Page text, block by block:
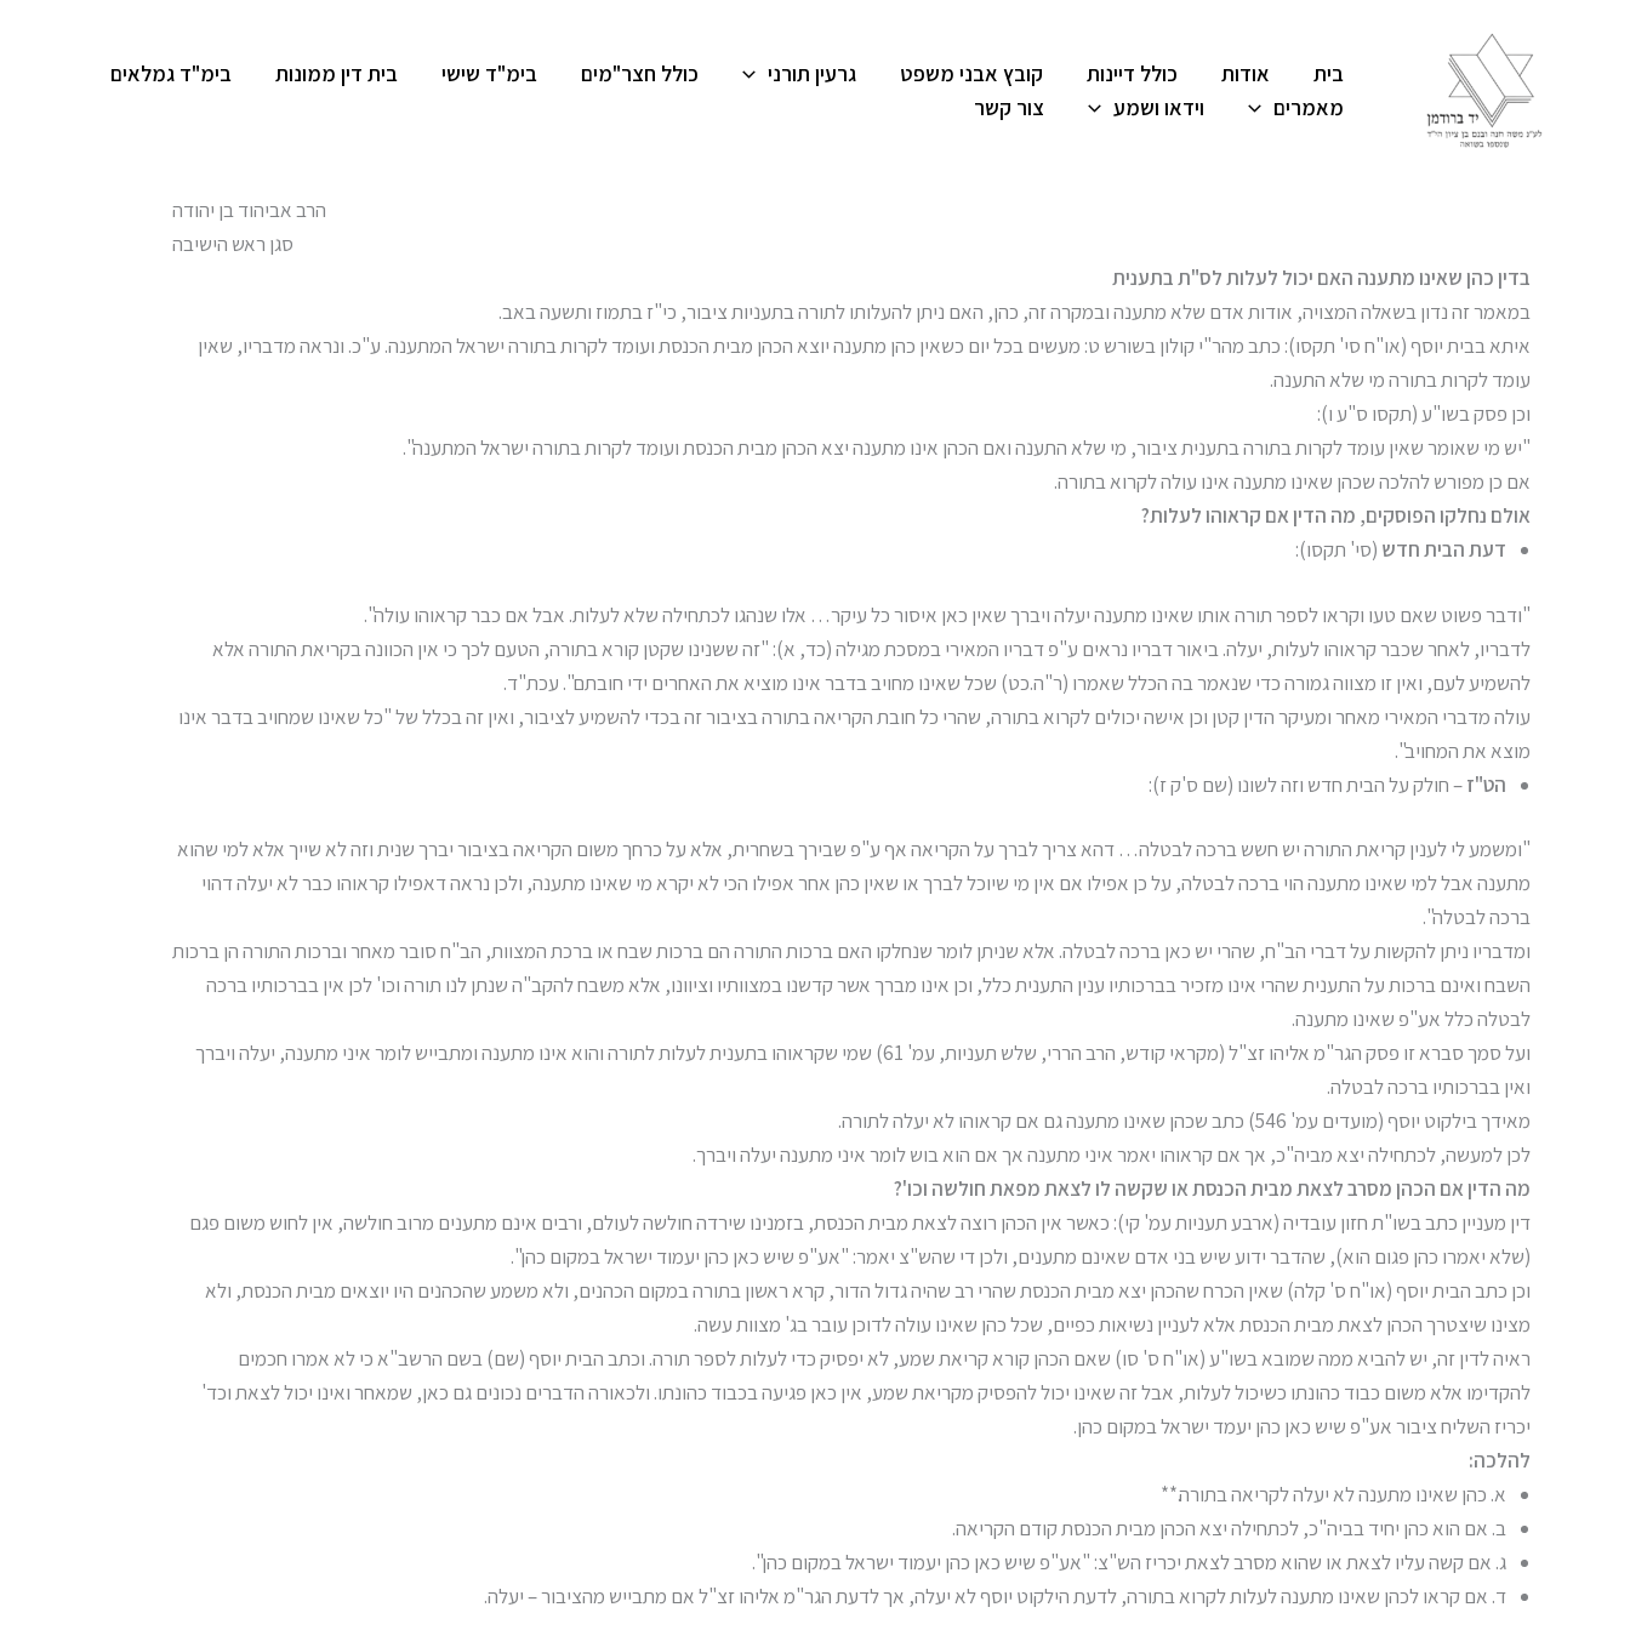
בית אודות כולל דיינות קובץ אבני משפט גרעין תורני כולל חצר"מים בימ"ד שישי בית דין ממונות
בימ"ד גמלאים
מאמרים
וידאו ושמע צור קשר
הרב אביהוד בן יהודה
סגן ראש הישיבה
בדין כהן שאינו מתענה האם יכול לעלות לס"ת בתענית
במאמר זה נדון בשאלה המצויה, אודות אדם שלא מתענה ובמקרה זה, כהן, האם ניתן להעלותו לתורה בתעניות ציבור, כי"ז בתמוז ותשעה באב.
איתא בבית יוסף (או"ח סי' תקסו): כתב מהר"י קולון בשורש ט: מעשים בכל יום כשאין כהן מתענה יוצא הכהן מבית הכנסת ועומד לקרות בתורה ישראל המתענה. ע"כ. ונראה מדבריו, שאין
עומד לקרות בתורה מי שלא התענה.
וכן פסק בשו"ע (תקסו ס"ע ו):
"יש מי שאומר שאין עומד לקרות בתורה בתענית ציבור, מי שלא התענה ואם הכהן אינו מתענה יצא הכהן מבית הכנסת ועומד לקרות בתורה ישראל המתענה".
אם כן מפורש להלכה שכהן שאינו מתענה אינו עולה לקרוא בתורה.
אולם נחלקו הפוסקים, מה הדין אם קראוהו לעלות?
דעת הבית חדש (סי' תקסו):
"ודבר פשוט שאם טעו וקראו לספר תורה אותו שאינו מתענה יעלה ויברך שאין כאן איסור כל עיקר… אלו שנהגו לכתחילה שלא לעלות. אבל אם כבר קראוהו עולה".
לדבריו, לאחר שכבר קראוהו לעלות, יעלה. ביאור דבריו נראים ע"פ דבריו המאירי במסכת מגילה (כד, א): "זה ששנינו שקטן קורא בתורה, הטעם לכך כי אין הכוונה בקריאת התורה אלא
להשמיע לעם, ואין זו מצווה גמורה כדי שנאמר בה הכלל שאמרו (ר"ה.כט) שכל שאינו מחויב בדבר אינו מוציא את האחרים ידי חובתם". עכת"ד.
עולה מדברי המאירי מאחר ומעיקר הדין קטן וכן אישה יכולים לקרוא בתורה, שהרי כל חובת הקריאה בתורה בציבור זה בכדי להשמיע לציבור, ואין זה בכלל של "כל שאינו שמחויב בדבר אינו
מוצא את המחויב".
הט"ז– חולק על הבית חדש וזה לשונו (שם ס'ק ז):
"ומשמע לי לענין קריאת התורה יש חשש ברכה לבטלה… דהא צריך לברך על הקריאה אף ע"פ שבירך בשחרית, אלא על כרחך משום הקריאה בציבור יברך שנית וזה לא שייך אלא למי שהוא
מתענה אבל למי שאינו מתענה הוי ברכה לבטלה, על כן אפילו אם אין מי שיוכל לברך או שאין כהן אחר אפילו הכי לא יקרא מי שאינו מתענה, ולכן נראה דאפילו קראוהו כבר לא יעלה דהוי
ברכה לבטלה".
ומדבריו ניתן להקשות על דברי הב"ח, שהרי יש כאן ברכה לבטלה. אלא שניתן לומר שנחלקו האם ברכות התורה הם ברכות שבח או ברכת המצוות, הב"ח סובר מאחר וברכות התורה הן ברכות
השבח ואינם ברכות על התענית שהרי אינו מזכיר בברכותיו ענין התענית כלל, וכן אינו מברך אשר קדשנו במצוותיו וציוונו, אלא משבח להקב"ה שנתן לנו תורה וכו' לכן אין בברכותיו ברכה
לבטלה כלל אע"פ שאינו מתענה.
ועל סמך סברא זו פסק הגר"מ אליהו זצ"ל (מקראי קודש, הרב הררי, שלש תעניות, עמ' 61) שמי שקראוהו בתענית לעלות לתורה והוא אינו מתענה ומתבייש לומר איני מתענה, יעלה ויברך
ואין בברכותיו ברכה לבטלה.
מאידך בילקוט יוסף (מועדים עמ' 546) כתב שכהן שאינו מתענה גם אם קראוהו לא יעלה לתורה.
לכן למעשה, לכתחילה יצא מביה"כ, אך אם קראוהו יאמר איני מתענה אך אם הוא בוש לומר איני מתענה יעלה ויברך.
מה הדין אם הכהן מסרב לצאת מבית הכנסת או שקשה לו לצאת מפאת חולשה וכו'?
דין מעניין כתב בשו"ת חזון עובדיה (ארבע תעניות עמ' קי): כאשר אין הכהן רוצה לצאת מבית הכנסת, בזמנינו שירדה חולשה לעולם, ורבים אינם מתענים מרוב חולשה, אין לחוש משום פגם
(שלא יאמרו כהן פגום הוא), שהדבר ידוע שיש בני אדם שאינם מתענים, ולכן די שהש"צ יאמר: "אע"פ שיש כאן כהן יעמוד ישראל במקום כהן".
וכן כתב הבית יוסף (או"ח ס' קלה) שאין הכרח שהכהן יצא מבית הכנסת שהרי רב שהיה גדול הדור, קרא ראשון בתורה במקום הכהנים, ולא משמע שהכהנים היו יוצאים מבית הכנסת, ולא
מצינו שיצטרך הכהן לצאת מבית הכנסת אלא לעניין נשיאות כפיים, שכל כהן שאינו עולה לדוכן עובר בג' מצוות עשה.
ראיה לדין זה, יש להביא ממה שמובא בשו"ע (או"ח ס' סו) שאם הכהן קורא קריאת שמע, לא יפסיק כדי לעלות לספר תורה. וכתב הבית יוסף (שם) בשם הרשב"א כי לא אמרו חכמים
להקדימו אלא משום כבוד כהונתו כשיכול לעלות, אבל זה שאינו יכול להפסיק מקריאת שמע, אין כאן פגיעה בכבוד כהונתו. ולכאורה הדברים נכונים גם כאן, שמאחר ואינו יכול לצאת וכד'
יכריז השליח ציבור אע"פ שיש כאן כהן יעמד ישראל במקום כהן.
להלכה:
א. כהן שאינו מתענה לא יעלה לקריאה בתורה.**
ב. אם הוא כהן יחיד בביה"כ, לכתחילה יצא הכהן מבית הכנסת קודם הקריאה.
ג. אם קשה עליו לצאת או שהוא מסרב לצאת יכריז הש"צ: "אע"פ שיש כאן כהן יעמוד ישראל במקום כהן".
ד. אם קראו לכהן שאינו מתענה לעלות לקרוא בתורה, לדעת הילקוט יוסף לא יעלה, אך לדעת הגר"מ אליהו זצ"ל אם מתבייש מהציבור – יעלה.